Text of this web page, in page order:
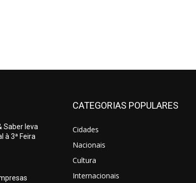
Saber leva
à 3ª Feira
CATEGORIAS POPULARES
Cidades
Nacionais
Cultura
Internacionais